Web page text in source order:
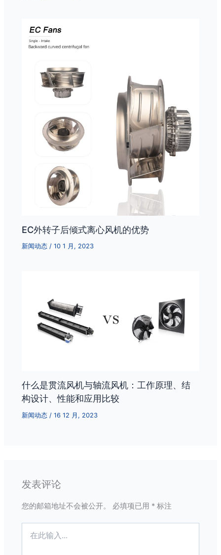
EC外转子后倾式离心风机的优势
新闻动态 /10 1 月, 2023
什么是贯流风机与轴流风机：工作原理、结
构设计、性能和应用比较
新闻动态 /16 12 月, 2023
发表评论
您的邮箱地址不会被公开。 必填项已用 * 标注